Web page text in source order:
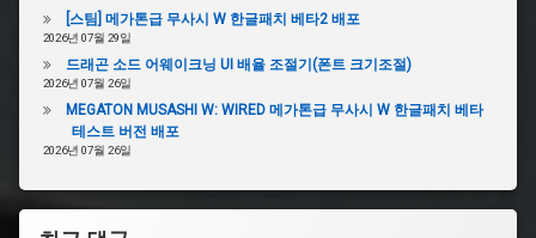
오
#
스
[스팀] 메가톤급 무사시 W 한글패치 베타2 배포
2026년 07월 29일
드래곤 소드 어웨이크닝 UI 배율 조절기(폰트 크기조절)
2026년 07월 26일
MEGATON MUSASHI W: WIRED 메가톤급 무사시 W 한글패치 베타
테스트 버전 배포
2026년 07월 26일